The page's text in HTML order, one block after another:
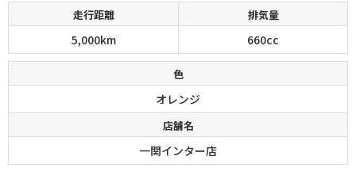
走行距離 排気量
5,000km 660cc
色
オレンジ
店舗名
一関インター店